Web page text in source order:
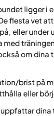
ligger i
flesta vet att
eller
om dina
brist på
eller